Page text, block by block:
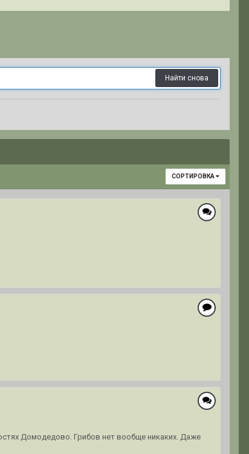
Найти снова
СОРТИРОВКА
Домодедово. Грибов нет вообще никаких. Даже